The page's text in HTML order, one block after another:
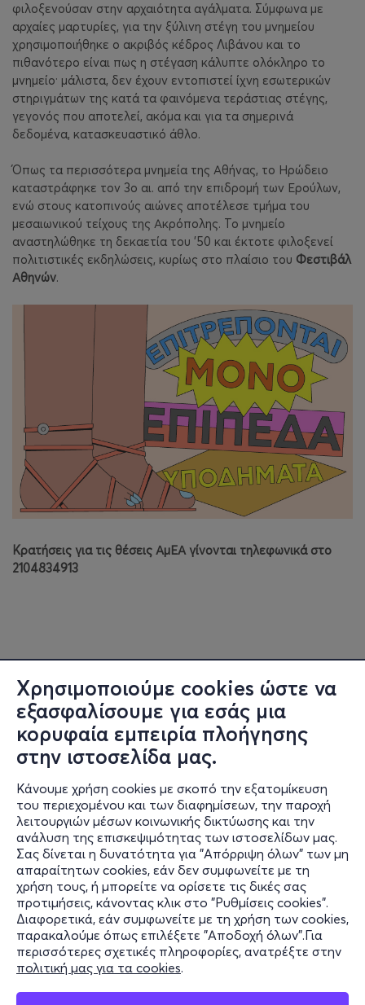
Χρησιμοποιούμε cookies ώστε να
εξασφαλίσουμε για εσάς μια
κορυφαία εμπειρία πλοήγησης
στην ιστοσελίδα μας.
Κάνουμε χρήση cookies με σκοπό την εξατομίκευση
του περιεχομένου και των διαφημίσεων, την παροχή
λειτουργιών μέσων κοινωνικής δικτύωσης και την
ανάλυση της επισκεψιμότητας των ιστοσελίδων μας.
Σας δίνεται η δυνατότητα για "Απόρριψη όλων" των μη
απαραίτητων cookies, εάν δεν συμφωνείτε με τη
χρήση τους, ή μπορείτε να ορίσετε τις δικές σας
προτιμήσεις, κάνοντας κλικ στο "Ρυθμίσεις cookies".
Διαφορετικά, εάν συμφωνείτε με τη χρήση των cookies,
παρακαλούμε όπως επιλέξετε "Αποδοχή όλων".Για
περισσότερες σχετικές πληροφορίες, ανατρέξτε στην
πολιτική μας για τα cookies.
φιλοξενούσαν στην αρχαιότητα αγάλματα. Σύμφωνα με
αρχαίες μαρτυρίες, για την ξύλινη στέγη του μνημείου
χρησιμοποιήθηκε ο ακριβός κέδρος Λιβάνου και το
πιθανότερο είναι πως η στέγαση κάλυπτε ολόκληρο το
μνημείο· μάλιστα, δεν έχουν εντοπιστεί ίχνη εσωτερικών
στηριγμάτων της κατά τα φαινόμενα τεράστιας στέγης,
γεγονός που αποτελεί, ακόμα και για τα σημερινά
δεδομένα, κατασκευαστικό άθλο.
Όπως τα περισσότερα μνημεία της Αθήνας, το Ηρώδειο
καταστράφηκε τον 3ο αι. από την επιδρομή των Ερούλων,
ενώ στους κατοπινούς αιώνες αποτέλεσε τμήμα του
μεσαιωνικού τείχους της Ακρόπολης. Το μνημείο
αναστηλώθηκε τη δεκαετία του '50 και έκτοτε φιλοξενεί
πολιτιστικές εκδηλώσεις, κυρίως στο πλαίσιο του Φεστιβάλ
Αθηνών.
Κρατήσεις για τις θέσεις ΑμΕΑ γίνονται τηλεφωνικά στο
2104834913
Πληροφορίες
Υποστήριξη
Stay Connected
Mobile app